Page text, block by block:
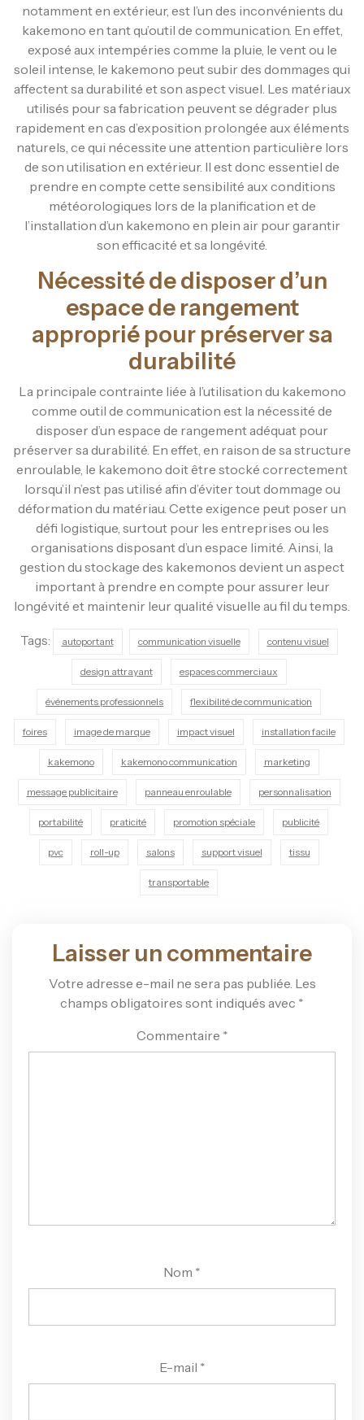
notamment en extérieur, est l’un des inconvénients du
kakemono en tant qu’outil de communication. En effet,
exposé aux intempéries comme la pluie, le vent ou le
soleil intense, le kakemono peut subir des dommages qui
affectent sa durabilité et son aspect visuel. Les matériaux
utilisés pour sa fabrication peuvent se dégrader plus
rapidement en cas d’exposition prolongée aux éléments
naturels, ce qui nécessite une attention particulière lors
de son utilisation en extérieur. Il est donc essentiel de
prendre en compte cette sensibilité aux conditions
météorologiques lors de la planification et de
l’installation d’un kakemono en plein air pour garantir
son efficacité et sa longévité.
Nécessité de disposer d’un
espace de rangement
approprié pour préserver sa
durabilité
La principale contrainte liée à l’utilisation du kakemono
comme outil de communication est la nécessité de
disposer d’un espace de rangement adéquat pour
préserver sa durabilité. En effet, en raison de sa structure
enroulable, le kakemono doit être stocké correctement
lorsqu’il n’est pas utilisé afin d’éviter tout dommage ou
déformation du matériau. Cette exigence peut poser un
défi logistique, surtout pour les entreprises ou les
organisations disposant d’un espace limité. Ainsi, la
gestion du stockage des kakemonos devient un aspect
important à prendre en compte pour assurer leur
longévité et maintenir leur qualité visuelle au fil du temps.
Tags: autoportant communication visuelle contenu visuel
design attrayant espaces commerciaux
événements professionnels flexibilité de communication
foires image de marque impact visuel installation facile
kakemono kakemono communication marketing
message publicitaire panneau enroulable personnalisation
portabilité praticité promotion spéciale publicité
pvc roll-up salons support visuel tissu
transportable
Laisser un commentaire
Votre adresse e-mail ne sera pas publiée. Les
champs obligatoires sont indiqués avec *
Commentaire *
Nom *
E-mail *